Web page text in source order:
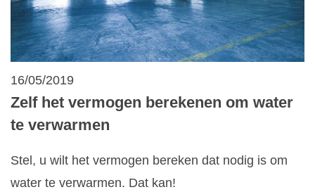
16/05/2019
Zelf het vermogen berekenen om water
te verwarmen
Stel, u wilt het vermogen bereken dat nodig is om
water te verwarmen. Dat kan!